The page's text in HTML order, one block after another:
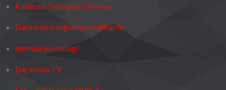
Kablowa Telewizja Cyfrowa
Darmowe programy satelitarne
Instrukcje obsługi
Darmowa TV